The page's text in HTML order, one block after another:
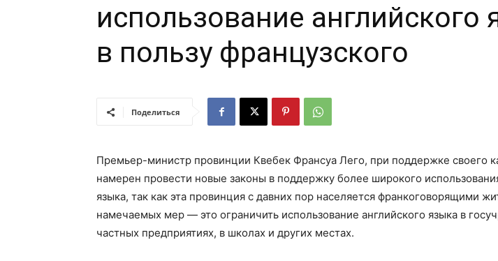
использование английского
в пользу французского
Поделиться
Премьер-министр провинции Квебек Франсуа Лего, при поддержке своего
намерен провести новые законы в поддержку более широкого
языка, так как эта провинция с давних пор населяется франкоговорящими
намечаемых мер — это ограничить использование английского языка в
частных предприятиях, в школах и других местах.